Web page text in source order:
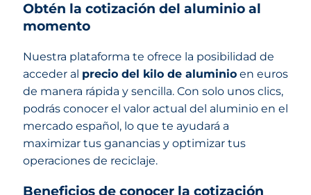
Obtén la cotización del aluminio al
momento
Nuestra plataforma te ofrece la posibilidad de
acceder al precio del kilo de aluminio en euros
de manera rápida y sencilla. Con solo unos clics,
podrás conocer el valor actual del aluminio en el
mercado español, lo que te ayudará a
maximizar tus ganancias y optimizar tus
operaciones de reciclaje.
Beneficios de conocer la cotización